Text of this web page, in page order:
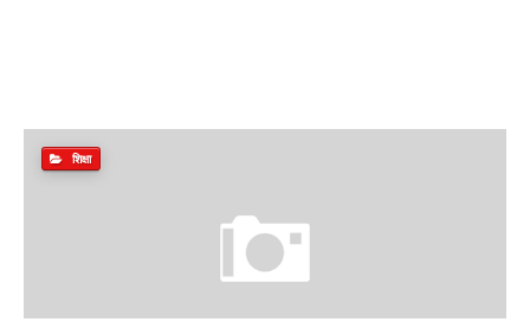
शिक्षा